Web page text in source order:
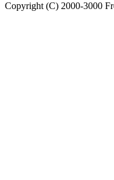
Copyright (C) 2000-3000